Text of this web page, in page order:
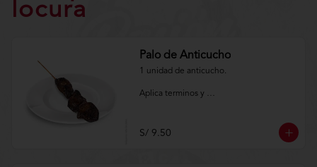
locura
Palo de Anticucho
1 unidad de anticucho.
Aplica terminos y
S/ 9.50